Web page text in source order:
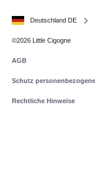
Deutschland DE
©2026 Little Cigogne
AGB
Schutz
Rechtliche Hinweise